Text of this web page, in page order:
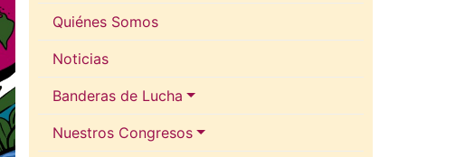
Quiénes Somos
Noticias
Banderas de Lucha
Nuestros Congresos